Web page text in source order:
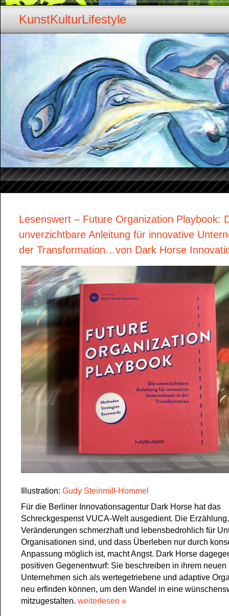
KunstKulturLifestyle
Lesenswert – Future Organization Playbook:
unverzichtbare Anleitung für innovative
der Transformation…von Dark Horse
Illustration: Gudy Steinmill-Hommel
Für die Berliner Innovationsagentur Dark Horse hat das
Schreckgespenst VUCA-Welt ausgedient. Die
Veränderungen schmerzhaft und lebensbedrohlich für
Organisationen sind, und dass Überleben nur durch
Anpassung möglich ist, macht Angst. Dark Horse
positiven Gegenentwurf: Sie beschreiben in ihrem
Unternehmen sich als wertegetriebene und adaptive
neu erfinden können, um den Wandel in eine
mitzugestalten. weiterlesen »